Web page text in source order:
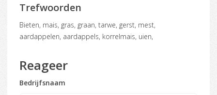
Trefwoorden
Bieten, mais, gras, graan, tarwe, gerst, mest,
aardappelen, aardappels, korrelmais, uien,
Reageer
Bedrijfsnaam